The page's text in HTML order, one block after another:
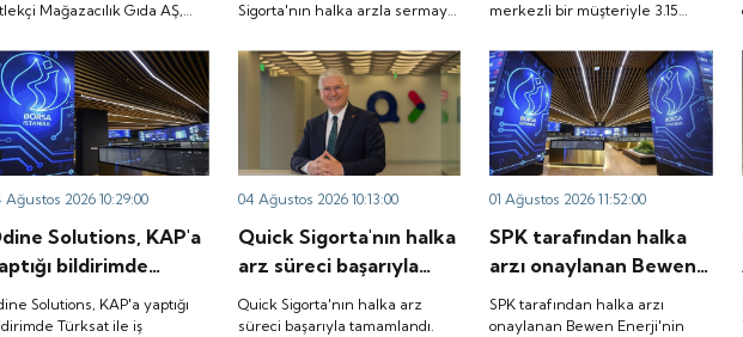
Gıda AŞ,
Plastik Sanayi ve
AŞ, Türker
Enerji Yatırım
Kapeks Kimya
AŞ'nin halka
onay verdiği
Mağazacılık Gıda AŞ,
Sanayi ve Ticaret AŞ,
Vangölü Enerji Yatırım
Kapeks Kimya Sanayi
halka arzlarına onay
duyurdu.
yapısını güçlendirmenin
büyüme, şeffaflık,
hesap verebilirlik ve
kurumsal yönetişim
alanlarında yeni bir
döneme girdiğini
belirtti.
Sigorta'nın halka arzla sermaye
sıra sürdürülebilir büyüme,
şeffaflık, hesap verebilirlik ve
kurumsal yönetişim alanlarında
yeni bir döneme girdiğini
milyon dolarlık ürün
imzaladığını duyurdu.
merkezli bir müşteriyle 3.15
sözleşmesi imzaladığını
duyurdu.
Ağustos 2026 10:29:00
Solutions, KAP'a
bildirimde
ile iş
Solutions, KAP'a yaptığı
Türksat ile iş
04 Ağustos 2026 10:13:00
Quick Sigorta'nın halka
arz süreci başarıyla
tamamlandı. Quick
Sigorta'nın halka
Quick Sigorta'nın halka arz
süreci başarıyla tamamlandı.
01 Ağustos 2026 11:52:00
SPK tarafından halka
arzı onaylanan Bewen
Enerji'nin halka arz
süreci ertelendi.
SPK tarafından halka arzı
onaylanan Bewen Enerji'nin